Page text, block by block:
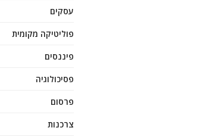
עסקים
פוליטיקה מקומית
פיננסים
פסיכולוגיה
פרסום
צרכנות